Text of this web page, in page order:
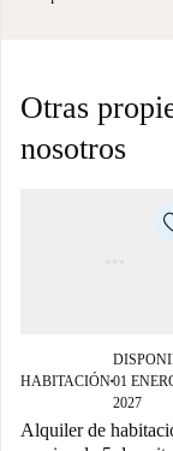
Otras
nosotros
HABITACIÓN■01
2027
Alquiler de